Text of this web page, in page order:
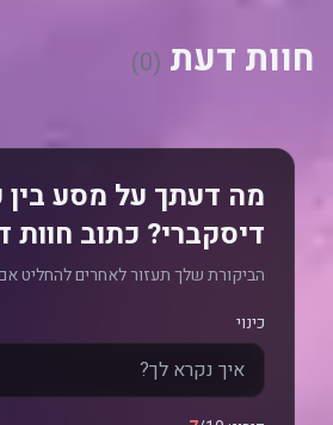
חוות דעת (0)
מה דעתך על מסע בין
דיסקברי? כתוב חוות
הביקורת שלך תעזור לאחרים להחליט
כינוי